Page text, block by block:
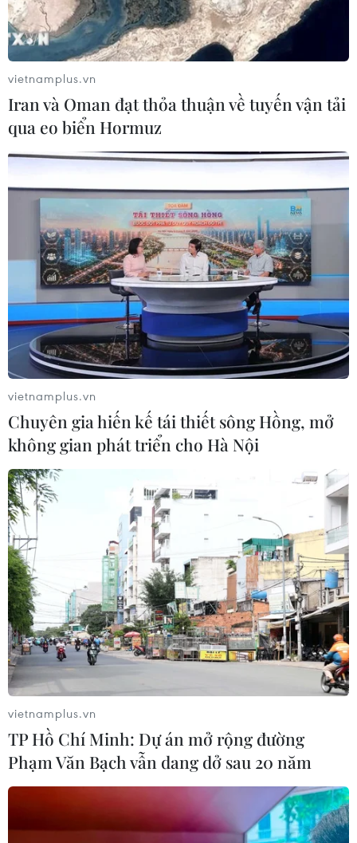
vietnamplus.vn
Iran và Oman đạt thỏa thuận về tuyến vận tải
qua eo biển Hormuz
vietnamplus.vn
Chuyên gia hiến kế tái thiết sông Hồng, mở
không gian phát triển cho Hà Nội
vietnamplus.vn
TP Hồ Chí Minh: Dự án mở rộng đường
Phạm Văn Bạch vẫn dang dở sau 20 năm